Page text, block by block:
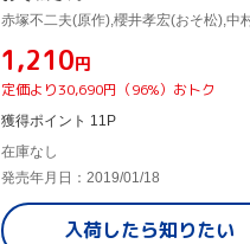
¥1,210円
定価より30,690円（96%）おトク
獲得ポイント 11P
在庫なし
発売年月日：2019/01/18
入荷したら知りたい